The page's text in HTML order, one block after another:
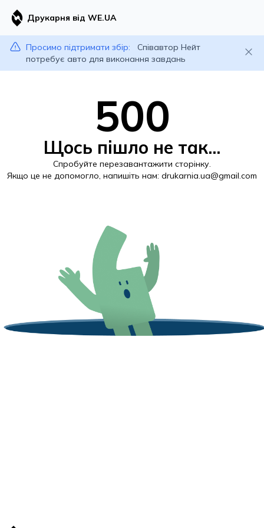
Друкарня від WE.UA
Просимо підтримати збір:
Співавтор Нейт
потребує авто для виконання завдань
500
Щось пішло не так...
Спробуйте перезавантажити сторінку.
Якщо це не допомогло, напишіть нам: drukarnia.ua@gmail.com